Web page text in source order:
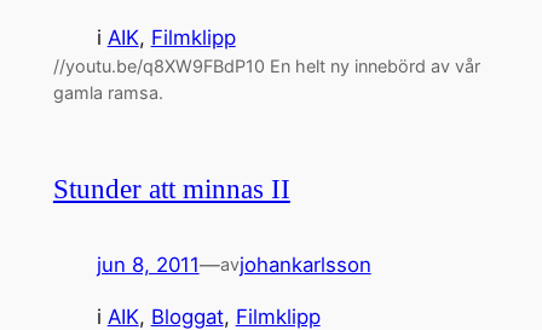
i AIK, Filmklipp
//youtu.be/q8XW9FBdP10 En helt ny innebörd av vår
gamla ramsa.
Stunder att minnas II
jun 8, 2011—avjohankarlsson
i AIK, Bloggat, Filmklipp